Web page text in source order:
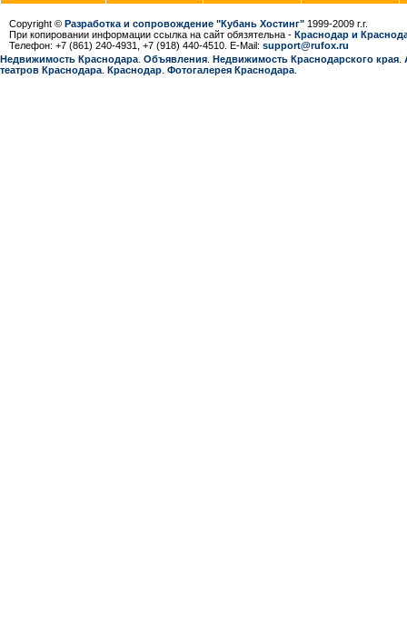
Copyright © Разработка и сопровождение "Кубань Хостинг" 1999-2009 г.г.
При копировании информации ссылка на сайт обязятельна - Краснодар и
Телефон: +7 (861) 240-4931, +7 (918) 440-4510. E-Mail: support@rufox.ru
Недвижимость Краснодара Объявления Недвижимость Краснодарcкого края
театров Краснодара Краснодар Фотогалерея Краснодара